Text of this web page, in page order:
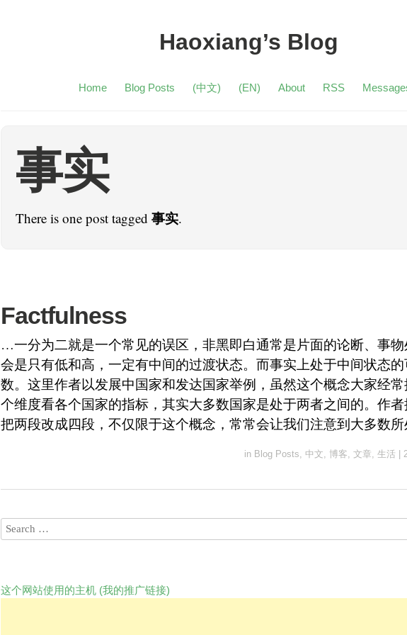
Haoxiang’s Blog
Home Blog Posts (中文) (EN) About RSS
事实
There is one post tagged 事实.
Factfulness
…一分为二就是一个常见的误区，非黑即白通常是片面的论断、事
会是只有低和高，一定有中间的过渡状态。而事实上处于中间状态
数。这里作者以发展中国家和发达国家举例，虽然这个概念大家经
个维度看各个国家的指标，其实大多数国家是处于两者之间的。作
把两段改成四段，不仅限于这个概念，常常会让我们注意到大多数
in Blog Posts, 中文, 博客, 文章, 生活
这个网站使用的主机 (我的推广链接)